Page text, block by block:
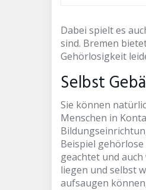
Dabei spielt es
sind. Bremen
Gehörlosigkeit
Selbst
Sie können
Menschen in
Beispiel
geachtet und
liegen und selbst
aufsaugen